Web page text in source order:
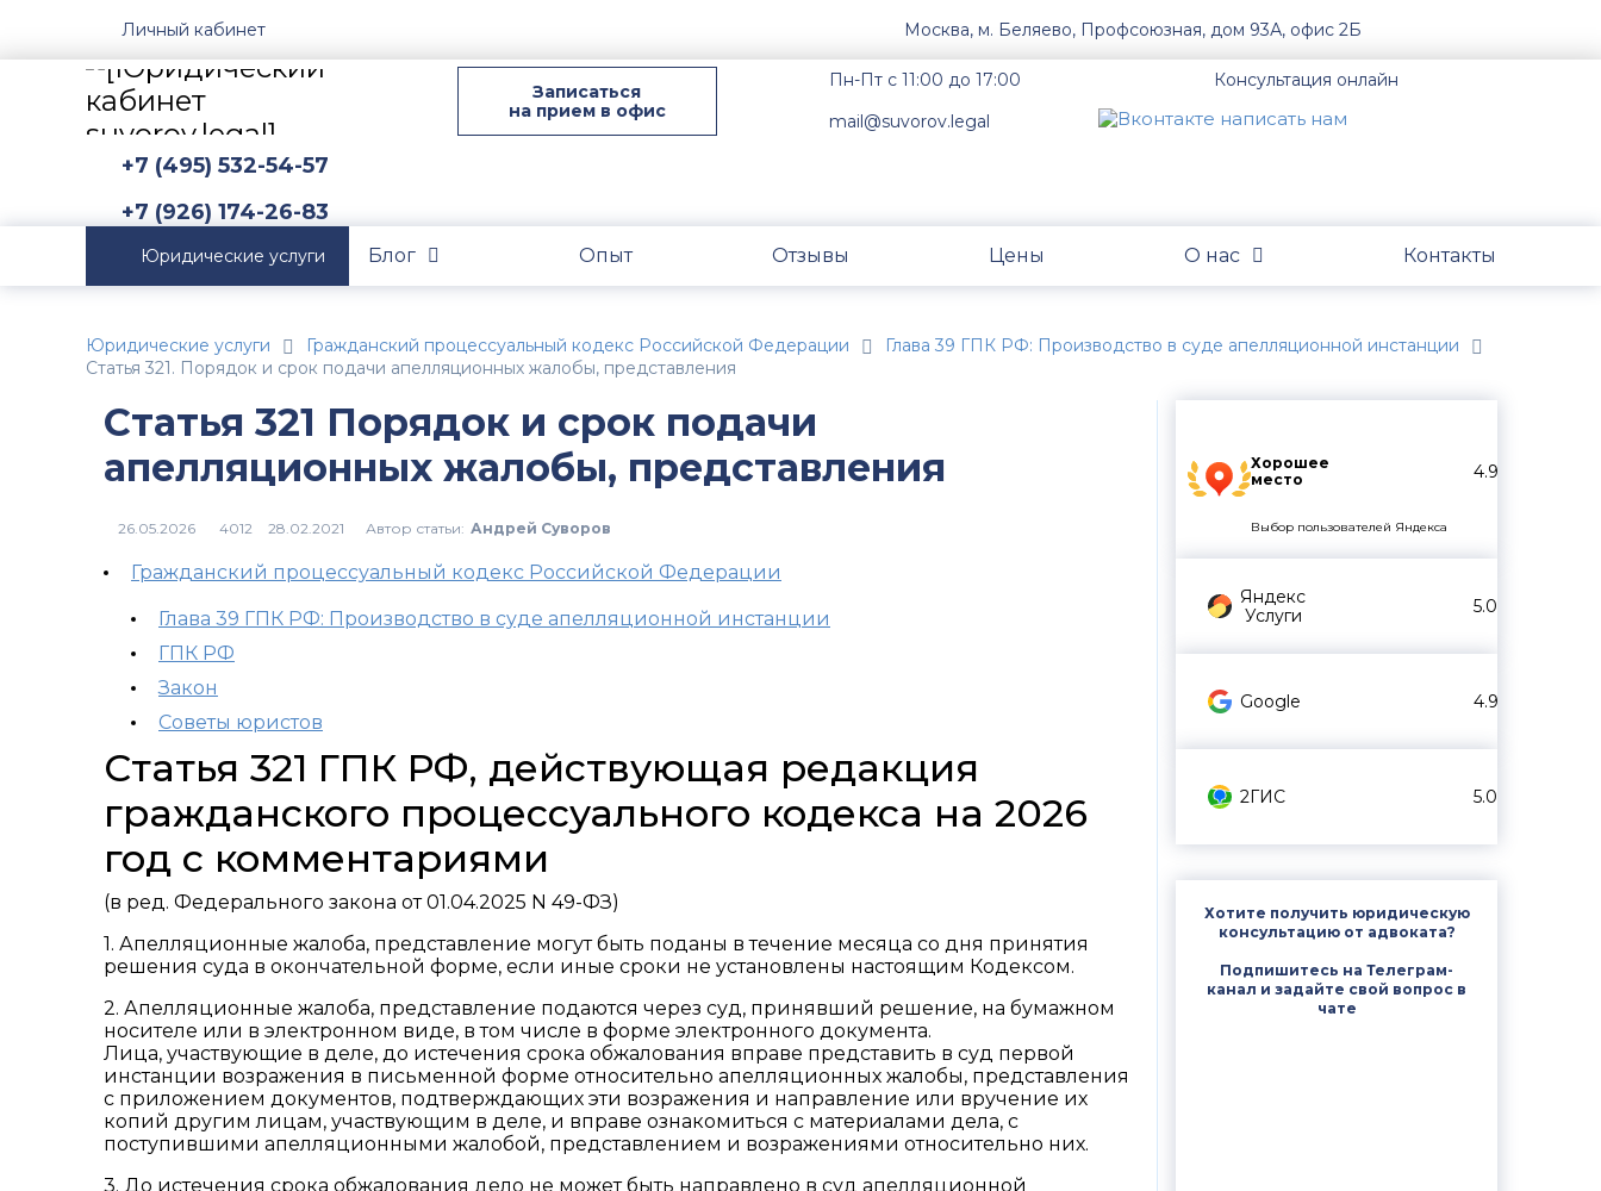
Личный кабинет Москва, м. Беляево, Профсоюзная, дом 93А, офис 2Б
Записаться
на прием в офис
Пн-Пт с 11:00 до 17:00
mail@suvorov.legal
Консультация онлайн
+7 (495) 532-54-57
+7 (926) 174-26-83
Юридические услуги Блог Опыт Отзывы Цены О нас Контакты
Юридические услуги Гражданский процессуальный кодекс Российской Федерации
Глава 39 ГПК РФ: Производство в суде апелляционной инстанции
Статья 321. Порядок и срок подачи апелляционных жалобы, представления
Хорошее
место
4.9
Выбор пользователей Яндекса
Яндекс
Услуги
5.0
Google 4.9
2ГИС 5.0
Хотите получить юридическую
консультацию от адвоката?
Подпишитесь на Телеграм-
канал и задайте свой вопрос в
чате
Статья 321 Порядок и срок подачи
апелляционных жалобы, представления
4012 Автор статьи: Андрей Суворов
Гражданский процессуальный кодекс Российской Федерации
Глава 39 ГПК РФ: Производство в суде апелляционной инстанции
ГПК РФ
Закон
Советы юристов
Статья 321 ГПК РФ, действующая редакция
гражданского процессуального кодекса на 2026
год с комментариями
(в ред. Федерального закона от 01.04.2025 N 49-ФЗ)
1. Апелляционные жалоба, представление могут быть поданы в течение месяца со дня принятия
решения суда в окончательной форме, если иные сроки не установлены настоящим Кодексом.
2. Апелляционные жалоба, представление подаются через суд, принявший решение, на бумажном
носителе или в электронном виде, в том числе в форме электронного документа.
Лица, участвующие в деле, до истечения срока обжалования вправе представить в суд первой
инстанции возражения в письменной форме относительно апелляционных жалобы, представления
с приложением документов, подтверждающих эти возражения и направление или вручение их
копий другим лицам, участвующим в деле, и вправе ознакомиться с материалами дела, с
поступившими апелляционными жалобой, представлением и возражениями относительно них.
3. До истечения срока обжалования дело не может быть направлено в суд апелляционной